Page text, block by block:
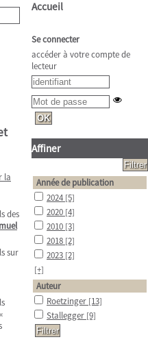
la
des
sur
Accueil
Se connecter
accéder à votre compte de
lecteur
Affiner
Année de publication
2024 [5]
2020 [4]
2010 [3]
2018 [2]
2023 [2]
[+]
Auteur
Roetzinger [13]
Stallegger [9]